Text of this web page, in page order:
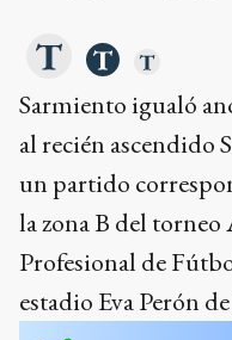
Sarmiento igualó
al recién ascendido
un partido
la zona B del
Profesional de
estadio Eva Perón